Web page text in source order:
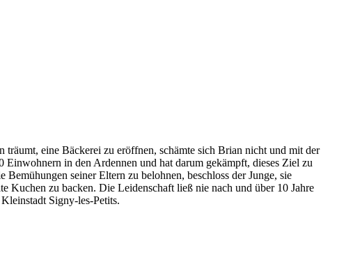
eine Bäckerei zu eröffnen, schämte sich Brian nicht und mit der
in den Ardennen und hat darum gekämpft, dieses Ziel zu
seiner Eltern zu belohnen, beschloss der Junge, sie
Kuchen zu backen. Die Leidenschaft ließ nie nach und über 10 Jahre
Signy-les-Petits.